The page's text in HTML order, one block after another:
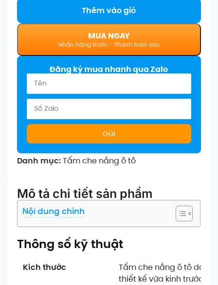
Thêm vào giỏ
MUA NGAY
Đăng ký mua nhanh qua Zalo
Gửi
Danh mục:Tấm che nắng ô tô
Mô tả chi tiết sản phẩm
Nội dung chính
Thông số kỹ thuật
Kích thước
Tấm che nắng ô tô dạng
thiết kế vừa kính trước